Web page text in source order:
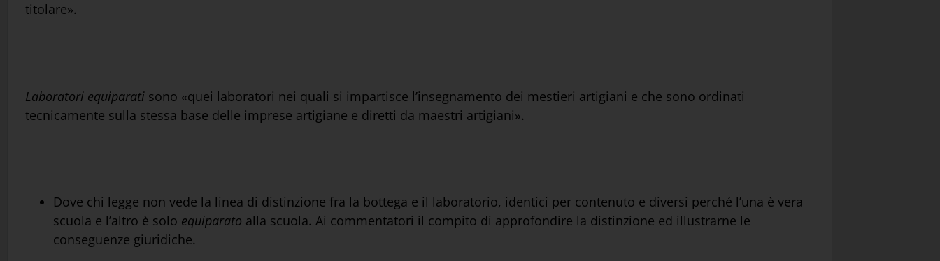
titolare».
Laboratori equiparati sono «quei laboratori nei quali si impartisce l’insegnamento dei mestieri artigiani e che sono ordinati
tecnicamente sulla stessa base delle imprese artigiane e diretti da maestri artigiani».
Dove chi legge non vede la linea di distinzione fra la bottega e il laboratorio, identici per contenuto e diversi perché l’una è vera
scuola e l’altro è solo equiparato alla scuola. Ai commentatori il compito di approfondire la distinzione ed illustrarne le
conseguenze giuridiche.